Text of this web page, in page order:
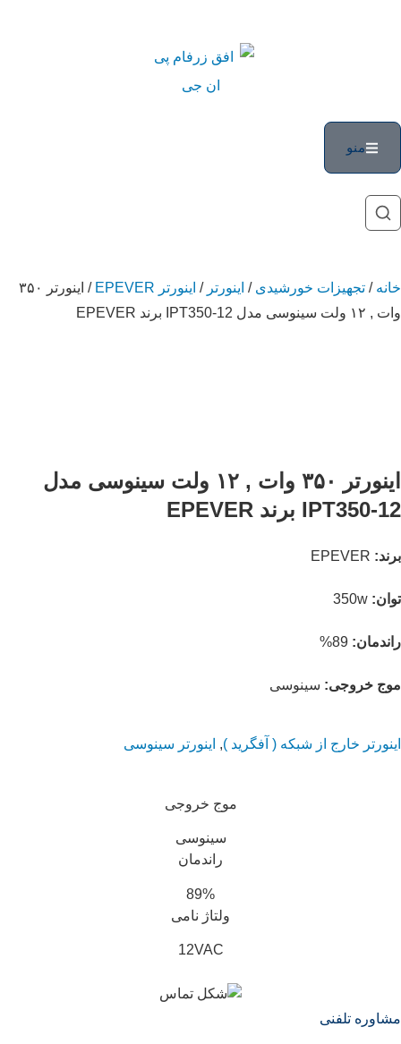
منو
خانه / تجهیزات خورشیدی / اینورتر / اینورتر EPEVER
/ اینورتر ۳۵۰
وات , ۱۲ ولت سینوسی مدل IPT350-12 برند EPEVER
اینورتر ۳۵۰ وات , ۱۲ ولت سینوسی مدل
IPT350-12 برند EPEVER
برند:
توان:
راندمان:
موج خروجی: سینوسی
اینورتر خارج از شبکه ( آفگرید ), اینورتر سینوسی
موج خروجی
سینوسی
راندمان
89%
ولتاژ نامی
12VAC
مشاوره تلفنی